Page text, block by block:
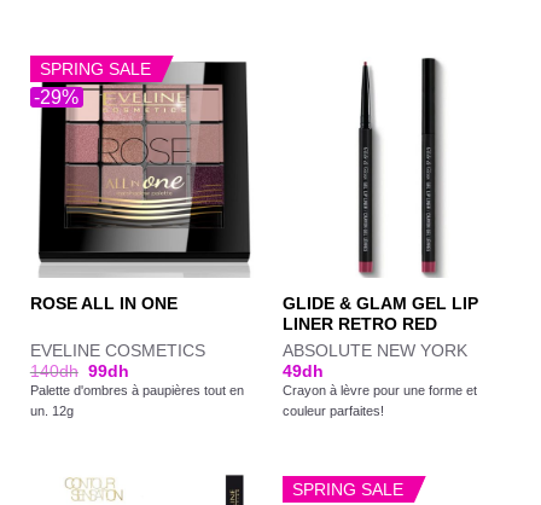
-29%
SPRING SALE
ROSE ALL IN ONE
EVELINE COSMETICS
140dh 99dh
Palette d'ombres à paupières tout en
un. 12g
GLIDE & GLAM GEL LIP
LINER RETRO RED
ABSOLUTE NEW YORK
49dh
Crayon à lèvre pour une forme et
couleur parfaites!
SPRING SALE